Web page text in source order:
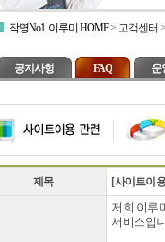
작명No1. 이루미 HOME> 고객센터 >
공지사항 FAQ 운
제목 [사이트이
저희 이루
서비스입